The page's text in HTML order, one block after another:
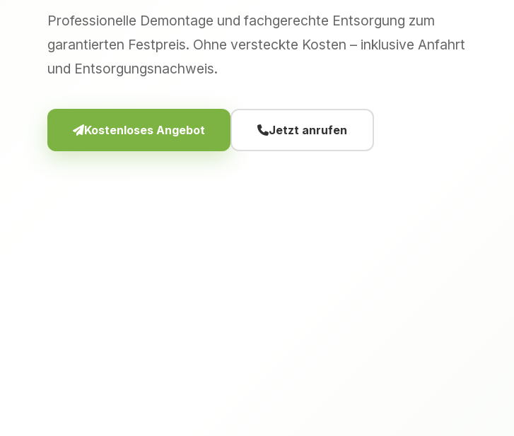
Professionelle Demontage und fachgerechte Entsorgung zum
garantierten Festpreis. Ohne versteckte Kosten – inklusive Anfahrt
und Entsorgungsnachweis.
Kostenloses Angebot Jetzt anrufen